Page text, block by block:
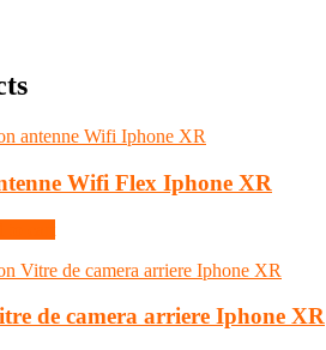
Wifi Flex Iphone XR
de camera arriere Iphone XR